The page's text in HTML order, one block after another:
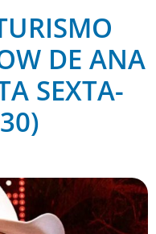
DE ANA
SEXTA-